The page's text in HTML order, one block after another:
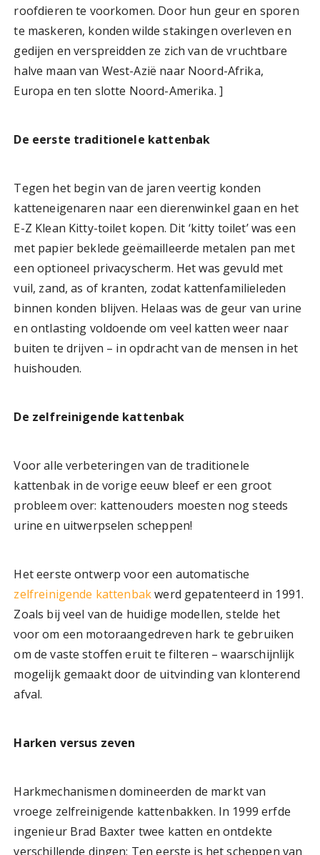
roofdieren te voorkomen. Door hun geur en sporen
te maskeren, konden wilde stakingen overleven en
gedijen en verspreidden ze zich van de vruchtbare
halve maan van West-Azië naar Noord-Afrika,
Europa en ten slotte Noord-Amerika. ]
De eerste traditionele kattenbak
Tegen het begin van de jaren veertig konden
katteneigenaren naar een dierenwinkel gaan en het
E-Z Klean Kitty-toilet kopen. Dit ‘kitty toilet’ was een
met papier beklede geëmailleerde metalen pan met
een optioneel privacyscherm. Het was gevuld met
vuil, zand, as of kranten, zodat kattenfamilieleden
binnen konden blijven. Helaas was de geur van urine
en ontlasting voldoende om veel katten weer naar
buiten te drijven – in opdracht van de mensen in het
huishouden.
De zelfreinigende kattenbak
Voor alle verbeteringen van de traditionele
kattenbak in de vorige eeuw bleef er een groot
probleem over: kattenouders moesten nog steeds
urine en uitwerpselen scheppen!
Het eerste ontwerp voor een automatische
zelfreinigende kattenbakwerd gepatenteerd in 1991.
Zoals bij veel van de huidige modellen, stelde het
voor om een ​​motoraangedreven hark te gebruiken
om de vaste stoffen eruit te filteren – waarschijnlijk
mogelijk gemaakt door de uitvinding van klonterend
afval.
Harken versus zeven
Harkmechanismen domineerden de markt van
vroege zelfreinigende kattenbakken. In 1999 erfde
ingenieur Brad Baxter twee katten en ontdekte
verschillende dingen: Ten eerste is het scheppen van